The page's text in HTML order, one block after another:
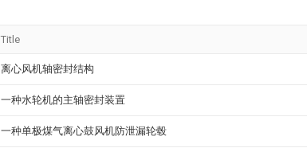
Title
离心风机轴密封结构
一种水轮机的主轴密封装置
一种单极煤气离心鼓风机防泄漏轮毂